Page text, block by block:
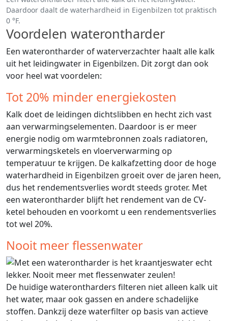
Daardoor daalt de waterhardheid in Eigenbilzen tot praktisch
0 °F.
Voordelen waterontharder
Een waterontharder of waterverzachter haalt alle kalk
uit het leidingwater in Eigenbilzen. Dit zorgt dan ook
voor heel wat voordelen:
Tot 20% minder energiekosten
Kalk doet de leidingen dichtslibben en hecht zich vast
aan verwarmingselementen. Daardoor is er meer
energie nodig om warmtebronnen zoals radiatoren,
verwarmingsketels en vloerverwarming op
temperatuur te krijgen. De kalkafzetting door de hoge
waterhardheid in Eigenbilzen groeit over de jaren heen,
dus het rendementsverlies wordt steeds groter. Met
een waterontharder blijft het rendement van de CV-
ketel behouden en voorkomt u een rendementsverlies
tot wel 20%.
Nooit meer flessenwater
De huidige waterontharders filteren niet alleen kalk uit
het water, maar ook gassen en andere schadelijke
stoffen. Dankzij deze waterfilter op basis van actieve